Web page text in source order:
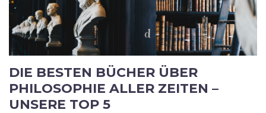
DIE BESTEN BÜCHER ÜBER
PHILOSOPHIE ALLER ZEITEN –
UNSERE TOP 5